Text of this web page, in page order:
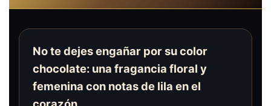
No te dejes engañar por su color
chocolate: una fragancia floral y
femenina con notas de lila en el